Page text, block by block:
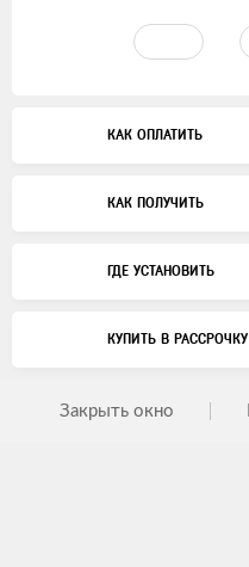
КАК ОПЛАТИТЬ
КАК ПОЛУЧИТЬ
ГДЕ УСТАНОВИТЬ
КУПИТЬ В РАССРОЧКУ
Закрыть окно